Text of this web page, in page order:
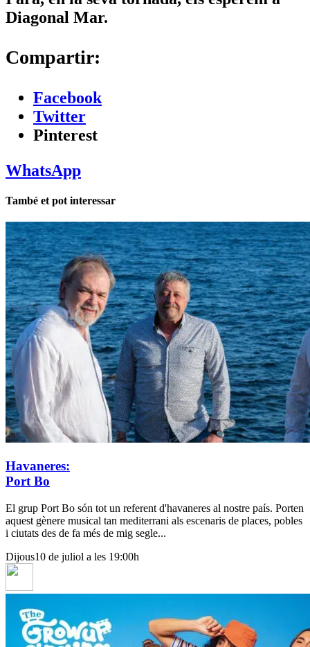
Diagonal Mar.
Compartir:
Facebook
Twitter
Pinterest
WhatsApp
També et pot interessar
Havaneres:
Port Bo
El grup Port Bo són tot un referent d'havaneres al nostre país. Porten
aquest gènere musical tan mediterrani als escenaris de places, pobles
i ciutats des de fa més de mig segle...
Dijous10 de juliol a les 19:00h